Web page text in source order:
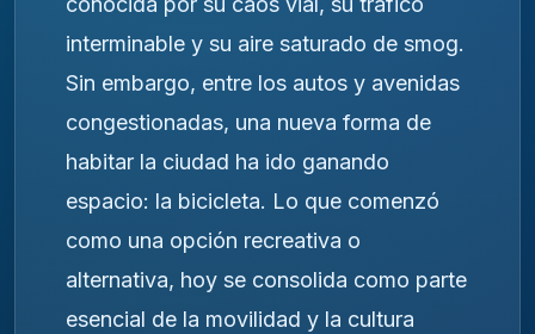
interminable y su aire saturado de smog.
Sin embargo, entre los autos y avenidas
congestionadas, una nueva forma de
habitar la ciudad ha ido ganando
espacio: la bicicleta. Lo que comenzó
como una opción recreativa o
alternativa, hoy se consolida como parte
esencial de la movilidad y la cultura